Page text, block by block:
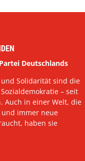
Deutschlands
Solidarität sind die
– seit
Auch in einer Welt, die
immer neue
haben sie